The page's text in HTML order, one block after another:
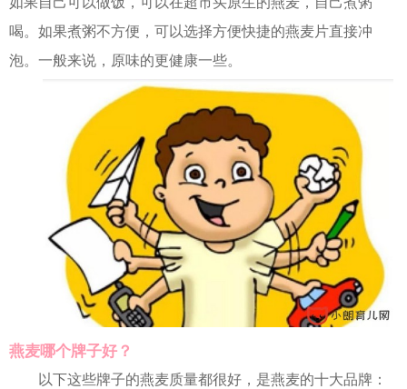
喝。如果煮粥不方便，可以选择方便快捷的燕麦片直接冲
泡。一般来说，原味的更健康一些。
燕麦哪个牌子好？
以下这些牌子的燕麦质量都很好，是燕麦的十大品牌：